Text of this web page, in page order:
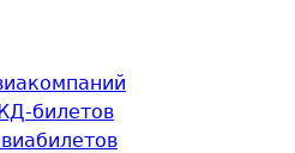
билетов